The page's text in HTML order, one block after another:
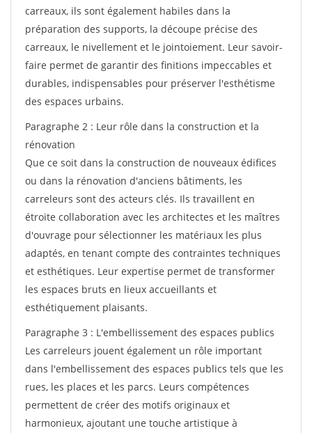
carreaux, ils sont également habiles dans la
préparation des supports, la découpe précise des
carreaux, le nivellement et le jointoiement. Leur savoir-
faire permet de garantir des finitions impeccables et
durables, indispensables pour préserver l'esthétisme
des espaces urbains.
Paragraphe 2 : Leur rôle dans la construction et la
rénovation
Que ce soit dans la construction de nouveaux édifices
ou dans la rénovation d'anciens bâtiments, les
carreleurs sont des acteurs clés. Ils travaillent en
étroite collaboration avec les architectes et les maîtres
d'ouvrage pour sélectionner les matériaux les plus
adaptés, en tenant compte des contraintes techniques
et esthétiques. Leur expertise permet de transformer
les espaces bruts en lieux accueillants et
esthétiquement plaisants.
Paragraphe 3 : L'embellissement des espaces publics
Les carreleurs jouent également un rôle important
dans l'embellissement des espaces publics tels que les
rues, les places et les parcs. Leurs compétences
permettent de créer des motifs originaux et
harmonieux, ajoutant une touche artistique à